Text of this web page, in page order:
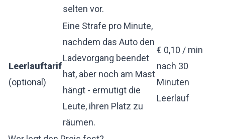
selten vor.
Leerlauftarif
(optional)
Eine Strafe pro Minute,
nachdem das Auto den
Ladevorgang beendet
hat, aber noch am Mast
hängt - ermutigt die
Leute, ihren Platz zu
räumen.
€ 0,10 / min
nach 30
Minuten
Leerlauf